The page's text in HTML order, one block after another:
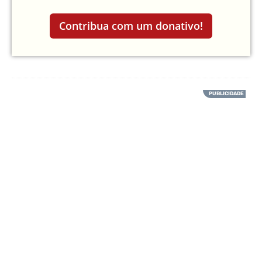
Contribua com um donativo!